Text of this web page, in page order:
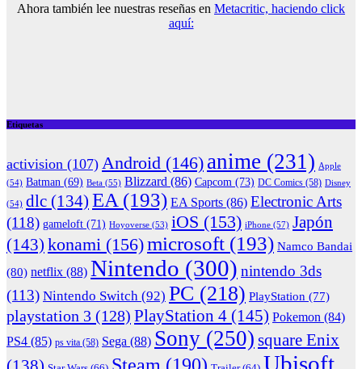
Ahora también lee nuestras reseñas en Metacritic, haciendo click
aquí:
Etiquetas
activision (107) Android (146) anime (231) Apple
(54) Batman (69) Beta (55) Blizzard (86) Capcom (73) DC Comics (58) Disney
(54) dlc (134) EA (193) EA Sports (86) Electronic Arts
(118) gameloft (71) Hoyoverse (53) iOS (153) iPhone (57) Japón
(143) konami (156)microsoft (193) Namco Bandai
(80) netflix (88) Nintendo (300) nintendo 3ds
(113) Nintendo Switch (92) PC (218) PlayStation (77)
playstation 3 (128) PlayStation 4 (145) Pokemon (84)
PS4 (85) ps vita (58) Sega (88) Sony (250) square Enix
Ubisoft